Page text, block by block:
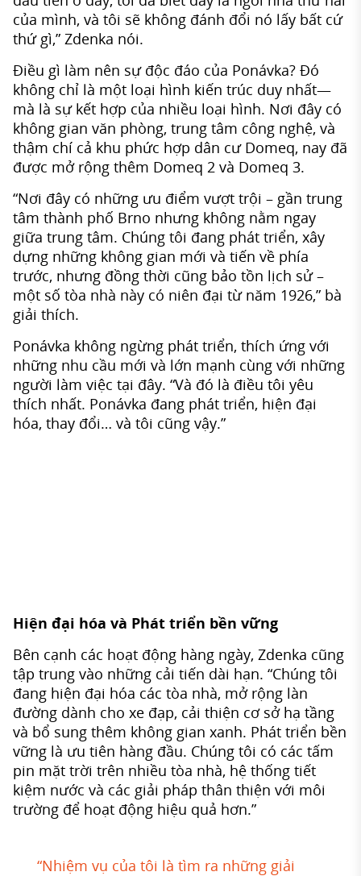
của mình, và tôi sẽ không đánh đổi nó lấy bất cứ
thứ gì,” Zdenka nói.
Điều gì làm nên sự độc đáo của Ponávka? Đó
không chỉ là một loại hình kiến trúc duy nhất—
mà là sự kết hợp của nhiều loại hình. Nơi đây có
không gian văn phòng, trung tâm công nghệ, và
thậm chí cả khu phức hợp dân cư Domeq, nay đã
được mở rộng thêm Domeq 2 và Domeq 3.
“Nơi đây có những ưu điểm vượt trội – gần trung
tâm thành phố Brno nhưng không nằm ngay
giữa trung tâm. Chúng tôi đang phát triển, xây
dựng những không gian mới và tiến về phía
trước, nhưng đồng thời cũng bảo tồn lịch sử –
một số tòa nhà này có niên đại từ năm 1926,” bà
giải thích.
Ponávka không ngừng phát triển, thích ứng với
những nhu cầu mới và lớn mạnh cùng với những
người làm việc tại đây. “Và đó là điều tôi yêu
thích nhất. Ponávka đang phát triển, hiện đại
hóa, thay đổi… và tôi cũng vậy.”
Hiện đại hóa và Phát triển bền vững
Bên cạnh các hoạt động hàng ngày, Zdenka cũng
tập trung vào những cải tiến dài hạn. “Chúng tôi
đang hiện đại hóa các tòa nhà, mở rộng làn
đường dành cho xe đạp, cải thiện cơ sở hạ tầng
và bổ sung thêm không gian xanh. Phát triển bền
vững là ưu tiên hàng đầu. Chúng tôi có các tấm
pin mặt trời trên nhiều tòa nhà, hệ thống tiết
kiệm nước và các giải pháp thân thiện với môi
trường để hoạt động hiệu quả hơn.”
“Nhiệm vụ của tôi là tìm ra những giải